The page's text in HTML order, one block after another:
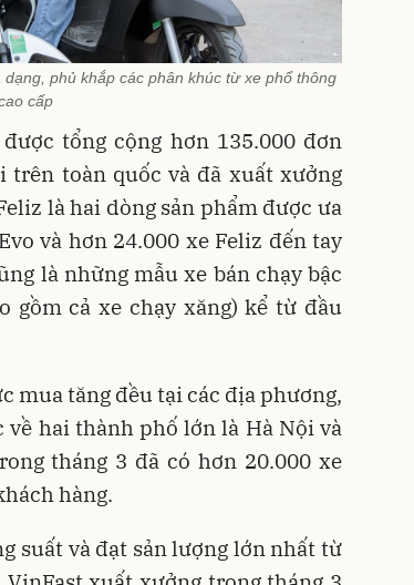
phủ khắp các phân khúc từ xe phổ thông
cấp
tổng cộng hơn 135.000 đơn
toàn quốc và đã xuất xưởng
là hai dòng sản phẩm được ưa
và hơn 24.000 xe Feliz đến tay
là những mẫu xe bán chạy bậc
gồm cả xe chạy xăng) kể từ đầu
mua tăng đều tại các địa phương,
hai thành phố lớn là Hà Nội và
tháng 3 đã có hơn 20.000 xe
hàng.
suất và đạt sản lượng lớn nhất từ